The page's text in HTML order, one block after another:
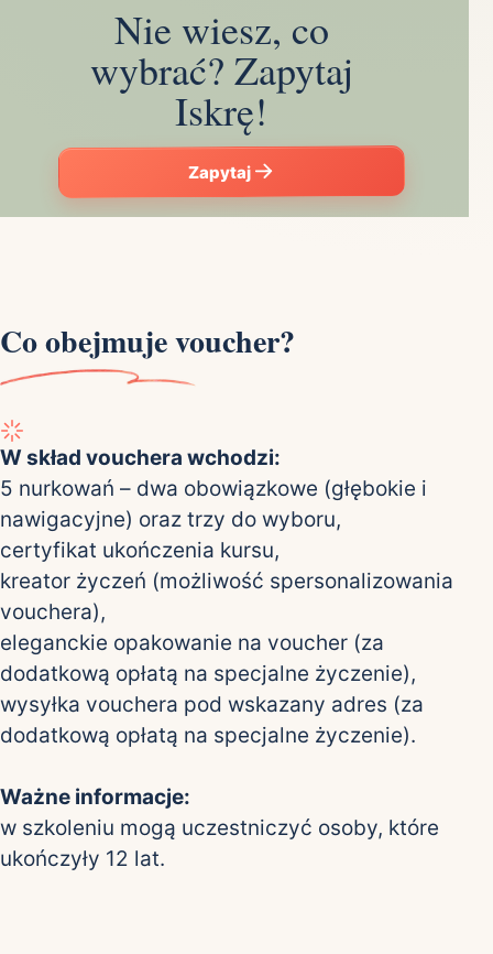
Nie wiesz, co
wybrać? Zapytaj
Iskrę!
Zapytaj
Co obejmuje voucher?
W skład vouchera wchodzi:
5 nurkowań – dwa obowiązkowe (głębokie i
nawigacyjne) oraz trzy do wyboru,
certyfikat ukończenia kursu,
kreator życzeń (możliwość spersonalizowania
vouchera),
eleganckie opakowanie na voucher (za
dodatkową opłatą na specjalne życzenie),
wysyłka vouchera pod wskazany adres (za
dodatkową opłatą na specjalne życzenie).
Ważne informacje:
w szkoleniu mogą uczestniczyć osoby, które
ukończyły 12 lat.